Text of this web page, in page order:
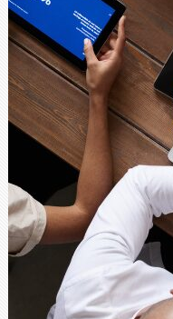
うにします
密度なスキ